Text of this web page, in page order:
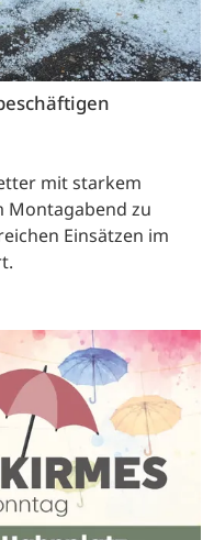
mit starkem
Montagabend zu
Einsätzen im